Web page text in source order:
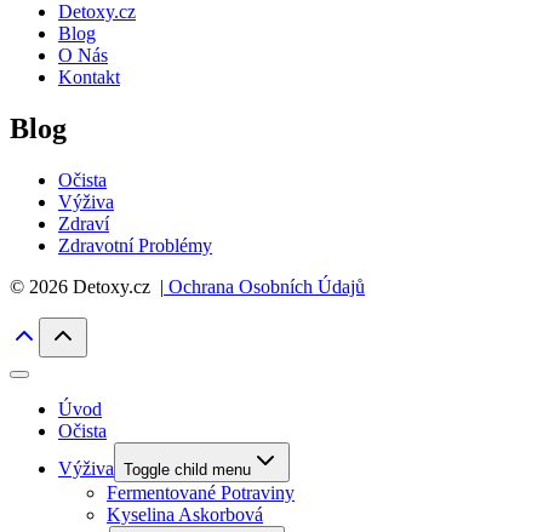
Detoxy.cz
Blog
O Nás
Kontakt
Blog
Očista
Výživa
Zdraví
Zdravotní Problémy
© 2026 Detoxy.cz | Ochrana Osobních Údajů
Úvod
Očista
Výživa Toggle child menu
Fermentované Potraviny
Kyselina Askorbová